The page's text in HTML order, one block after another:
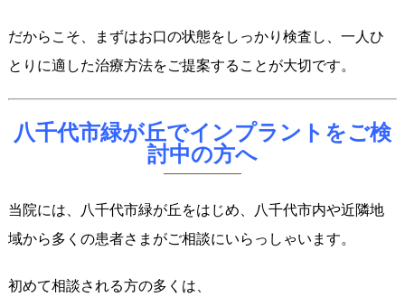
だからこそ、まずはお口の状態をしっかり検査し、一人ひ
とりに適した治療方法をご提案することが大切です。
八千代市緑が丘でインプラントをご検
討中の方へ
当院には、八千代市緑が丘をはじめ、八千代市内や近隣地
域から多くの患者さまがご相談にいらっしゃいます。
初めて相談される方の多くは、